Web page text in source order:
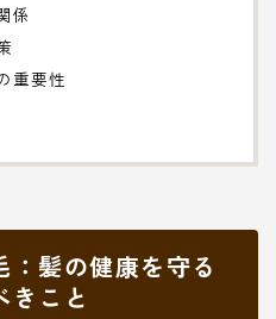
係
重要性
髪の健康を守る
きこと